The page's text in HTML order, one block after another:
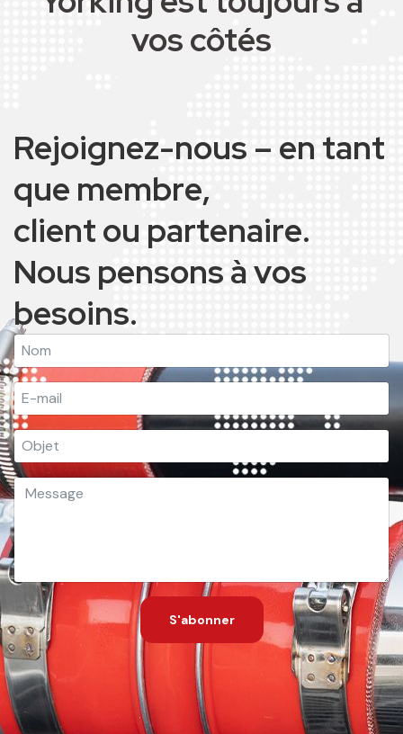
vos côtés
S'abonner